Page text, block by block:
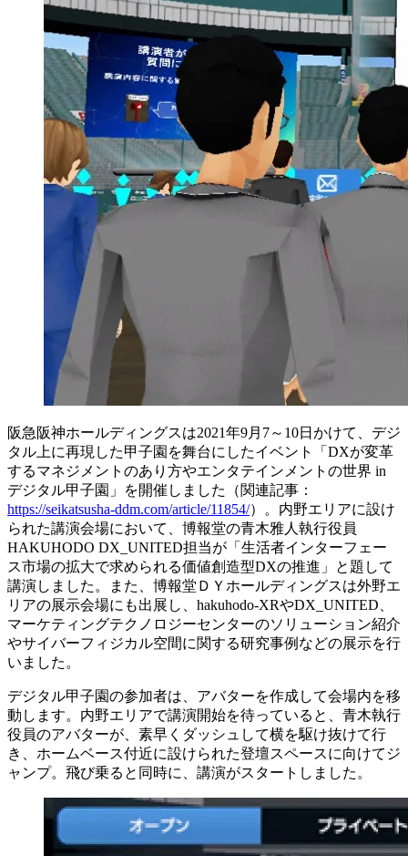
阪急阪神ホールディングスは2021年9月7～10日かけて、デジ
タル上に再現した甲子園を舞台にしたイベント「DXが変革
するマネジメントのあり方やエンタテインメントの世界 in
デジタル甲子園」を開催しました（関連記事：
https://seikatsusha-ddm.com/article/11854/）。内野エリアに設け
られた講演会場において、博報堂の青木雅人執行役員
HAKUHODO DX_UNITED担当が「生活者インターフェー
ス市場の拡大で求められる価値創造型DXの推進」と題して
講演しました。また、博報堂ＤＹホールディングスは外野エ
リアの展示会場にも出展し、hakuhodo-XRやDX_UNITED、
マーケティングテクノロジーセンターのソリューション紹介
やサイバーフィジカル空間に関する研究事例などの展示を行
いました。
デジタル甲子園の参加者は、アバターを作成して会場内を移
動します。内野エリアで講演開始を待っていると、青木執行
役員のアバターが、素早くダッシュして横を駆け抜けて行
き、ホームベース付近に設けられた登壇スペースに向けてジ
ャンプ。飛び乗ると同時に、講演がスタートしました。